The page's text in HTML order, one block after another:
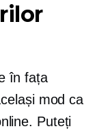
în fața
mod ca
Puteți